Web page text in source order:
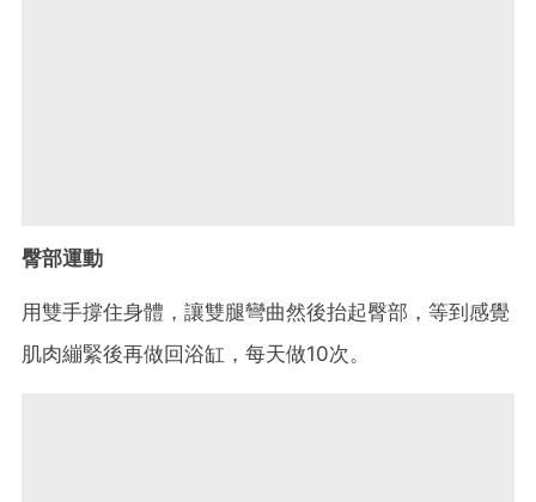
臀部運動
用雙手撐住身體，讓雙腿彎曲然後抬起臀部，等到感覺
肌肉繃緊後再做回浴缸，每天做10次。